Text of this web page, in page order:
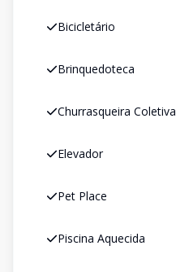
Bicicletário
Brinquedoteca
Churrasqueira Coletiva
Elevador
Pet Place
Piscina Aquecida